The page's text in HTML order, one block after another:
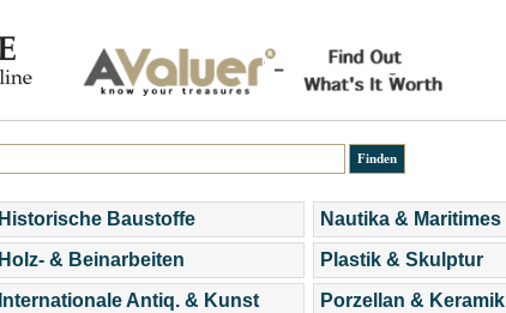
Historische Baustoffe
Holz- & Beinarbeiten
Internationale Antiq. & Kunst
Nautika & Maritimes
Plastik & Skulptur
Porzellan & Keramik